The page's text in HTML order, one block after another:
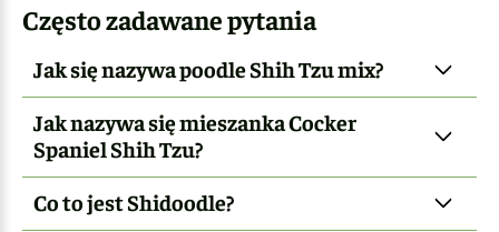
Często zadawane pytania
Jak się nazywa poodle Shih Tzu mix?
Jak nazywa się mieszanka Cocker
Spaniel Shih Tzu?
Co to jest Shidoodle?